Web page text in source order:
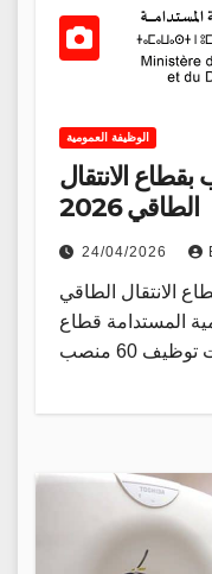
الوظيفة العمومية
60 منصب بقطاع الانتقال
الطاقي 2026
24/04/2026
منصب بقطاع الانتقال الطاقي
المستدامة قطاع